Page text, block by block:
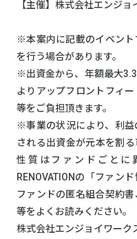
【主催】株式会社エンジョ
※本案内に記載のイベン
を行う場合があります。
※出資⾦から、年額最⼤
よりアップフロントフィ
等をご負担頂きます。
※事業の状況により、利益
される出資金が元本を割
性質はファンドごとに
RENOVATIONの「ファン
ファンドの匿名組合契約
等をよくお読みください。
株式会社エンジョイワー